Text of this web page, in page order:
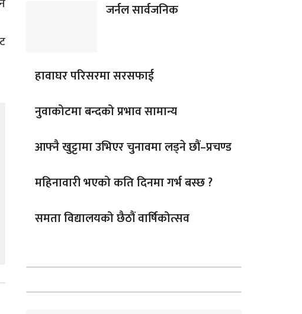
जर्नल सार्वजनिक
हावाघर परिसरमा सरसफाई
नुवाकोटमा बन्दको प्रभाव सामान्य
आफ्नै खुट्टामा उभिएर चुनावमा लड्ने छौं–प्रचण्ड
महिनावारी भएको कति दिनमा गर्भ बस्छ ?
समता विद्यालयको छैठौं वार्षिकोत्सव